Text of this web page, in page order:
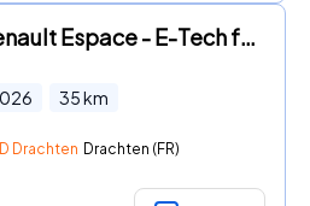
Renault Espace - E-Tech full hybrid 200 iconic 7p. | Vijf jaar garantie | Har
35km
Drachten Drachten (FR)